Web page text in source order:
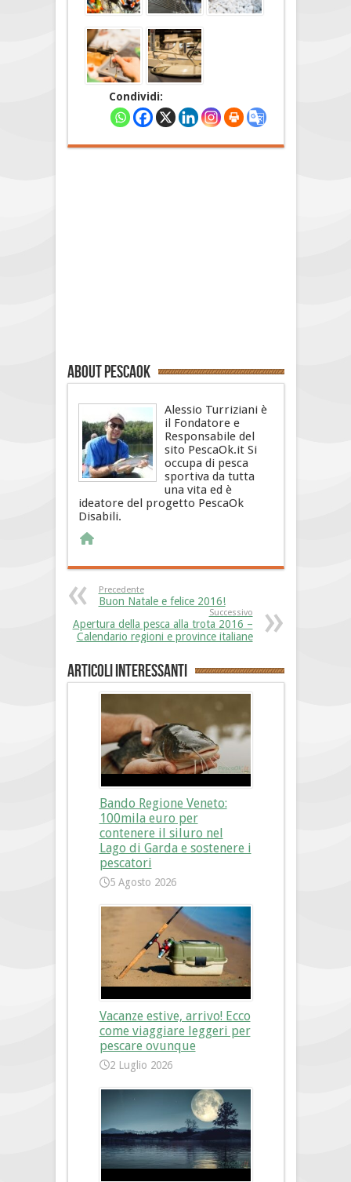
Condividi:
About PescaOk
Alessio Turriziani è
il Fondatore e
Responsabile del
sito PescaOk.it Si
occupa di pesca
sportiva da tutta
una vita ed è
ideatore del progetto PescaOk
Disabili.
Precedente
Buon Natale e felice 2016!
Successivo
Apertura della pesca alla trota 2016 –
Calendario regioni e province italiane
Articoli interessanti
Bando Regione Veneto:
100mila euro per
contenere il siluro nel
Lago di Garda e sostenere i
pescatori
5 Agosto 2026
Vacanze estive, arrivo! Ecco
come viaggiare leggeri per
pescare ovunque
2 Luglio 2026